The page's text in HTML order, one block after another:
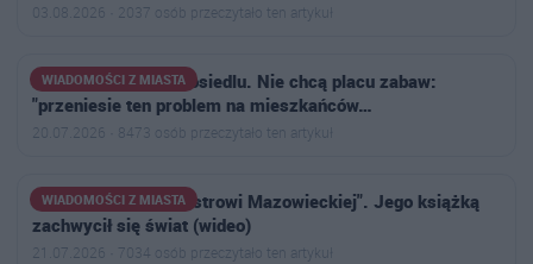
03.08.2026 · 2037 osób przeczytało ten artykuł
WIADOMOŚCI Z MIASTA
Narasta konflikt na osiedlu. Nie chcą placu zabaw:
"przeniesie ten problem na mieszkańców…
20.07.2026 · 8473 osób przeczytało ten artykuł
WIADOMOŚCI Z MIASTA
"Zwykły chłopak z Ostrowi Mazowieckiej". Jego książką
zachwycił się świat (wideo)
21.07.2026 · 7034 osób przeczytało ten artykuł